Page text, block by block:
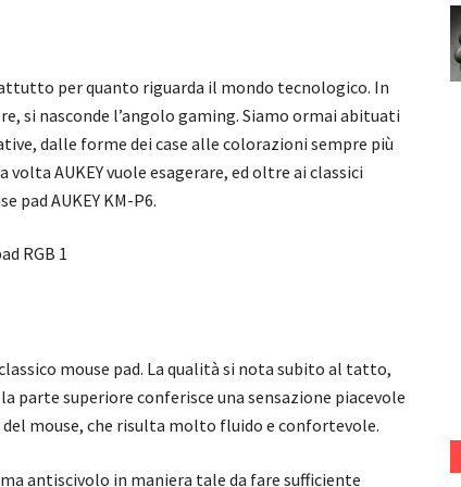
per quanto riguarda il mondo tecnologico. In
si nasconde l’angolo gaming. Siamo ormai abituati
dalle forme dei case alle colorazioni sempre più
AUKEY vuole esagerare, ed oltre ai classici
pad AUKEY KM-P6.
mouse pad. La qualità si nota subito al tatto,
parte superiore conferisce una sensazione piacevole
mouse, che risulta molto fluido e confortevole.
antiscivolo in maniera tale da fare sufficiente